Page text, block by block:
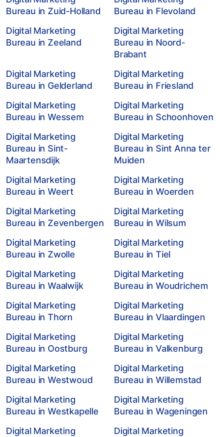
Bureau in Zuid-Holland
Bureau in Flevoland
Digital Marketing
Bureau in Zeeland
Digital Marketing
Bureau in Noord-
Brabant
Digital Marketing
Bureau in Gelderland
Digital Marketing
Bureau in Friesland
Digital Marketing
Bureau in Wessem
Digital Marketing
Bureau in Schoonhoven
Digital Marketing
Bureau in Sint-
Maartensdijk
Digital Marketing
Bureau in Sint Anna ter
Muiden
Digital Marketing
Bureau in Weert
Digital Marketing
Bureau in Woerden
Digital Marketing
Bureau in Zevenbergen
Digital Marketing
Bureau in Wilsum
Digital Marketing
Bureau in Zwolle
Digital Marketing
Bureau in Tiel
Digital Marketing
Bureau in Waalwijk
Digital Marketing
Bureau in Woudrichem
Digital Marketing
Bureau in Thorn
Digital Marketing
Bureau in Vlaardingen
Digital Marketing
Bureau in Oostburg
Digital Marketing
Bureau in Valkenburg
Digital Marketing
Bureau in Westwoud
Digital Marketing
Bureau in Willemstad
Digital Marketing
Bureau in Westkapelle
Digital Marketing
Bureau in Wageningen
Digital Marketing
Digital Marketing